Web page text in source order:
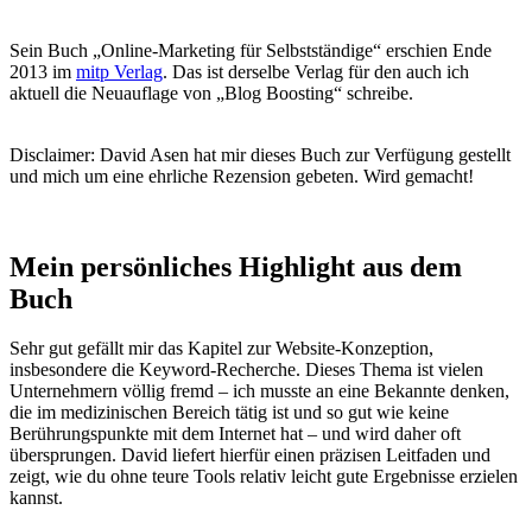
Sein Buch „Online-Marketing für Selbstständige“ erschien Ende
2013 im mitp Verlag. Das ist derselbe Verlag für den auch ich
aktuell die Neuauflage von „Blog Boosting“ schreibe.
Disclaimer: David Asen hat mir dieses Buch zur Verfügung gestellt
und mich um eine ehrliche Rezension gebeten. Wird gemacht!
Mein persönliches Highlight aus dem
Buch
Sehr gut gefällt mir das Kapitel zur Website-Konzeption,
insbesondere die Keyword-Recherche. Dieses Thema ist vielen
Unternehmern völlig fremd – ich musste an eine Bekannte denken,
die im medizinischen Bereich tätig ist und so gut wie keine
Berührungspunkte mit dem Internet hat – und wird daher oft
übersprungen. David liefert hierfür einen präzisen Leitfaden und
zeigt, wie du ohne teure Tools relativ leicht gute Ergebnisse erzielen
kannst.